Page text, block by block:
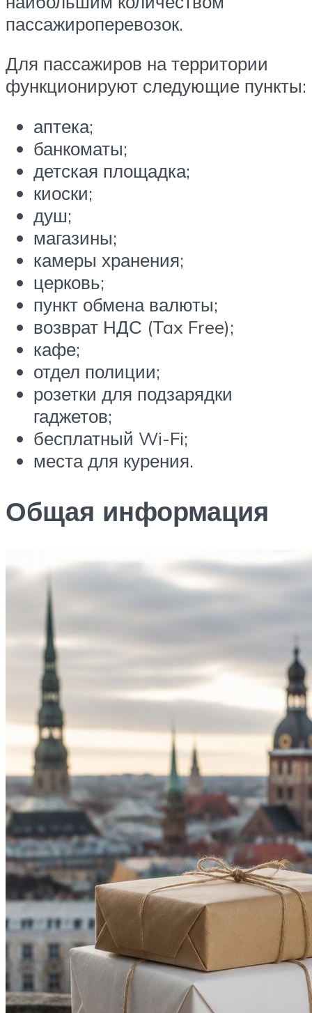
пассажироперевозок.
Для пассажиров на территории
функционируют следующие пункты:
аптека;
банкоматы;
детская площадка;
киоски;
душ;
магазины;
камеры хранения;
церковь;
пункт обмена валюты;
возврат НДС (Tax Free);
кафе;
отдел полиции;
розетки для подзарядки
гаджетов;
бесплатный Wi-Fi;
места для курения.
Общая информация